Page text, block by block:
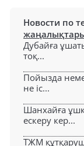
Новости по
Дубайға
тоқ...
Пойызда
не іс...
Шанхайға
ескеру кер...
ТЖМ